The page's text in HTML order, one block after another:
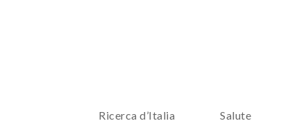
Ricerca d’Italia Salute